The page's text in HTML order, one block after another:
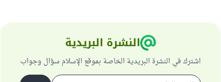
النشرة البريدية
اشترك في النشرة البريدية الخاصة بموقع الإسلام سؤال وجواب